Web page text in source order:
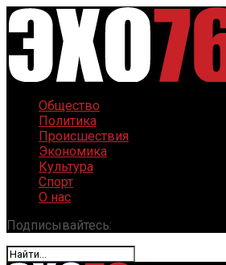
Общество
Политика
Происшествия
Экономика
Культура
Спорт
О нас
Подписывайтесь: